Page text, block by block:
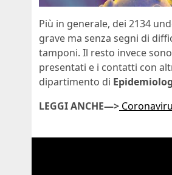
Più in generale, dei 2134
grave ma senza segni di
tamponi. Il resto invece
presentati e i contatti con
dipartimento di
LEGGI ANCHE—>